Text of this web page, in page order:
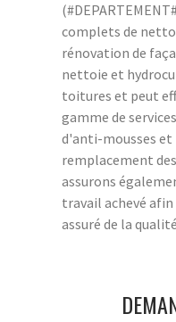
complets de
rénovation de
nettoie et
toitures et peut
gamme de
d'anti-mousses
remplacement
assurons
travail achevé afin
assuré de la